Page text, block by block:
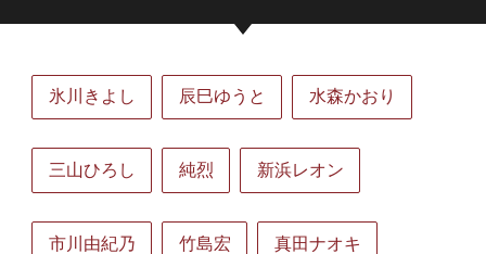
氷川きよし 辰巳ゆうと 水森かおり
三山ひろし 純烈 新浜レオン
市川由紀乃 竹島宏 真田ナオキ